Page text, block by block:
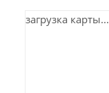
загрузка карты...